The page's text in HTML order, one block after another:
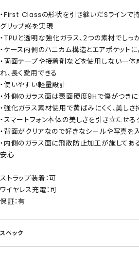
・First Classの形状を引き継いだSラインで
グリップ感を実現
・TPUと透明な強化ガラス、2つの素材でしっ
・ケース内側のハニカム構造とエアポケット
・両面テープや接着剤などを使用しない一
れ、長く愛用できる
・使いやすい軽量設計
・外側のガラス面は表面硬度9Hで傷がつき
・強化ガラス素材使用で黄ばみにくく、美しさ
・スマートフォン本体の美しさを引き立たせる
・背面がクリアなので好きなシールや写真を
・内側のガラス面に飛散防止加工が施してあ
安心
ストラップ装着：可
ワイヤレス充電：可
保証：有
スペック